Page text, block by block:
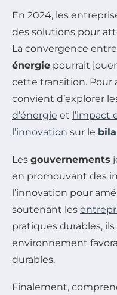
En 2024, les
des solutions pour
La convergence entre
énergie pourrait
cette transition. Pour
convient d’explorer
d’énergie et l’impact
l’innovation sur le
Les gouvernements
en promouvant des
l’innovation pour
soutenant les
pratiques durables,
environnement
durables.
Finalement,